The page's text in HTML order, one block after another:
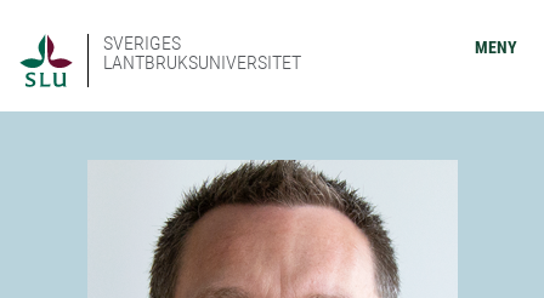
SVERIGES
LANTBRUKSUNIVERSITET
MENY